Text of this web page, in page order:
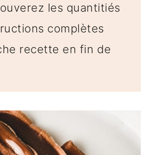
les quantitiés
complètes
recette en fin de